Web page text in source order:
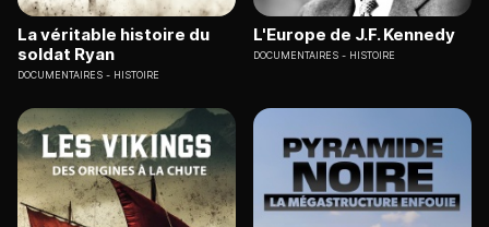
La véritable histoire du
soldat Ryan
DOCUMENTAIRES HISTOIRE
L'Europe de J.F. Kennedy
DOCUMENTAIRES HISTOIRE